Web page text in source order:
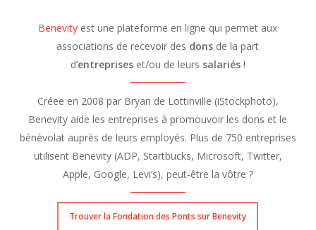
Benevity est une plateforme en ligne qui permet aux
associations de recevoir des dons de la part
d’entrepriseset/ou de leurs salariés!
Créee en 2008 par Bryan de Lottinville (iStockphoto),
Benevity aide les entreprises à promouvoir les dons et le
bénévolat auprès de leurs employés. Plus de 750 entreprises
utilisent Benevity (ADP, Startbucks, Microsoft, Twitter,
Apple, Google, Levi’s), peut-être la vôtre ?
Trouver la Fondation des Ponts sur Benevity